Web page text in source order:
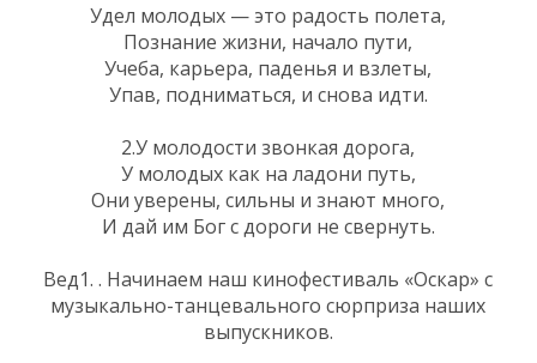
Удел молодых — это радость полета,
Познание жизни, начало пути,
Учеба, карьера, паденья и взлеты,
Упав, подниматься, и снова идти.
2.У молодости звонкая дорога,
У молодых как на ладони путь,
Они уверены, сильны и знают много,
И дай им Бог с дороги не свернуть.
Вед1. . Начинаем наш кинофестиваль «Оскар» с
музыкально-танцевального сюрприза наших
выпускников.